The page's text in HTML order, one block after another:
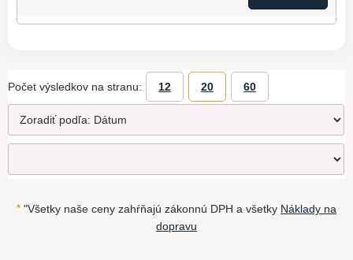
Počet výsledkov na stranu: 12 20 60
* "Všetky naše ceny zahŕňajú zákonnú DPH a všetky Náklady na
dopravu